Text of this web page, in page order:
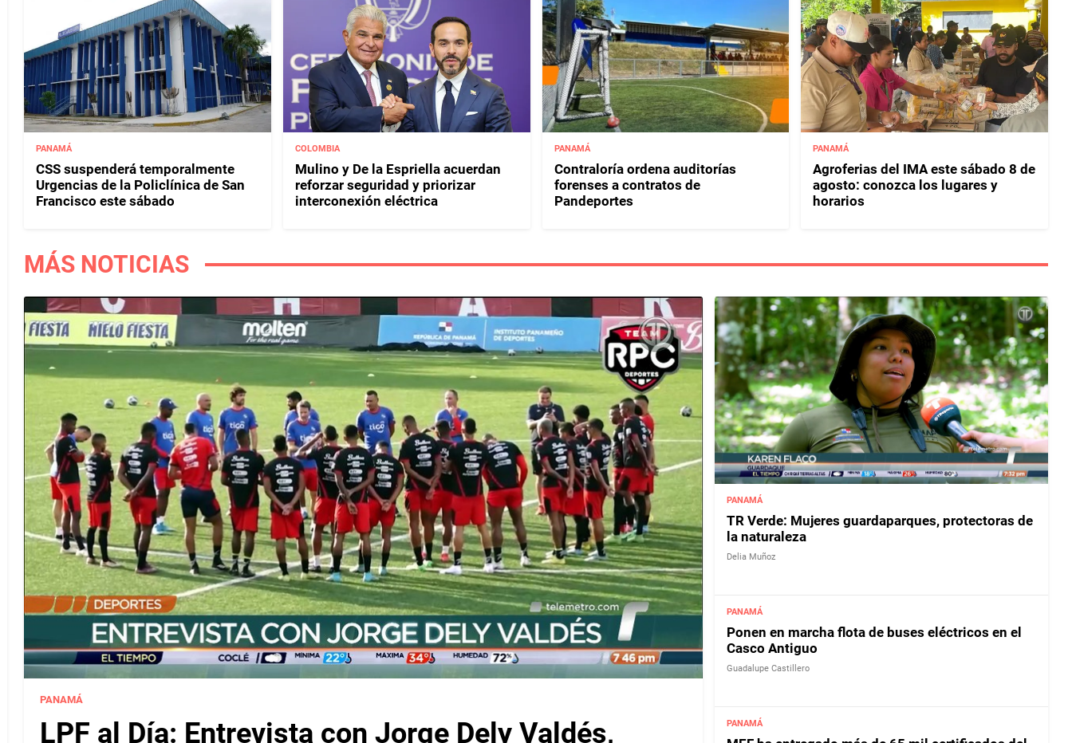
PANAMÁ
CSS suspenderá temporalmente
Urgencias de la Policlínica de San
Francisco este sábado
COLOMBIA
Mulino y De la Espriella acuerdan
reforzar seguridad y priorizar
interconexión eléctrica
PANAMÁ
Contraloría ordena auditorías
forenses a contratos de
Pandeportes
PANAMÁ
Agroferias del IMA este sábado 8 de
agosto: conozca los lugares y
horarios
MÁS NOTICIAS
PANAMÁ
LPF al Día: Entrevista con Jorge Dely Valdés,
PANAMÁ
TR Verde: Mujeres guardaparques, protectoras de
la naturaleza
Delia Muñoz
PANAMÁ
Ponen en marcha flota de buses eléctricos en el
Casco Antiguo
Guadalupe Castillero
PANAMÁ